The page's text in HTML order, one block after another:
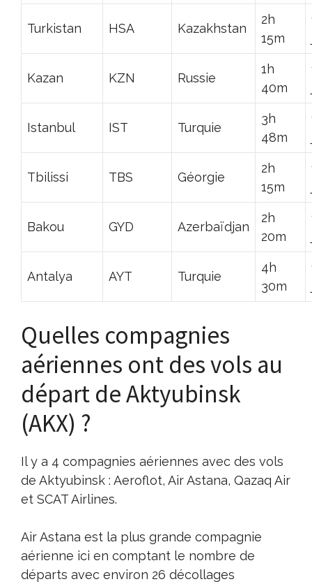
Turkistan HSA Kazakhstan
2h
15m
Kazan KZN Russie
1h
40m
Istanbul IST Turquie
3h
48m
Tbilissi TBS Géorgie
2h
15m
Bakou GYD Azerbaïdjan
2h
20m
Antalya AYT Turquie
4h
30m
Quelles compagnies
aériennes ont des vols au
départ de Aktyubinsk
(AKX) ?
Il y a 4 compagnies aériennes avec des vols
de Aktyubinsk : Aeroflot, Air Astana, Qazaq Air
et SCAT Airlines.
Air Astana est la plus grande compagnie
aérienne ici en comptant le nombre de
départs avec environ 26 décollages